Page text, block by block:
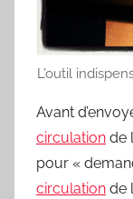
L’outil
Avant
circulation de
pour «
circulation de